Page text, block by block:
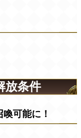
放条件
可能に！